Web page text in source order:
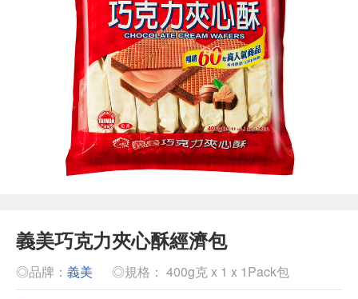
義美巧克力夾心酥經濟包
◎品牌： 義美 ◎規格： 400g克 x 1 x 1Pack包